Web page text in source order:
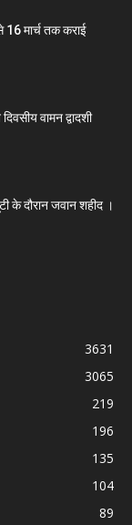
16 मार्च तक कराई
वामन द्वादशी
के दौरान जवान शहीद ।
3631
3065
219
196
135
104
89